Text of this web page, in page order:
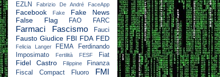
EZLN
Fabrizio De André FaceApp
Facebook Fake
Fake News
False Flag
FAO FARC
Farmaci Fascismo Fauci
Fausto Giudice FBI FDA FED
Felicia Langer FEMA
Ferdinando
Imposimato
Fertilità FESF Fiat
Fidel Castro Filippine
Finanza
Fiscal Compact
Fluoro FMI